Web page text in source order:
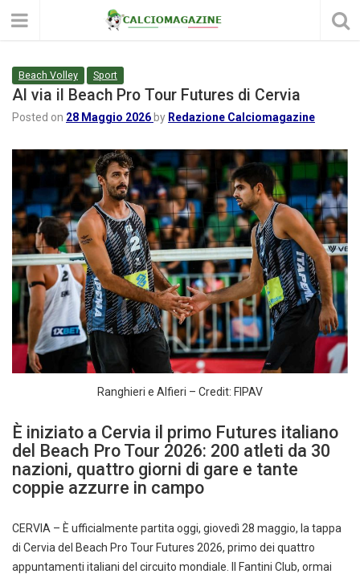
Beach Volley Sport
Al via il Beach Pro Tour Futures di Cervia
Posted on 28 Maggio 2026 by Redazione Calciomagazine
Ranghieri e Alfieri – Credit: FIPAV
È iniziato a Cervia il primo Futures italiano
del Beach Pro Tour 2026: 200 atleti da 30
nazioni, quattro giorni di gare e tante
coppie azzurre in campo
CERVIA – È ufficialmente partita oggi, giovedì 28 maggio, la tappa
di Cervia del Beach Pro Tour Futures 2026, primo dei quattro
appuntamenti italiani del circuito mondiale. Il Fantini Club, ormai